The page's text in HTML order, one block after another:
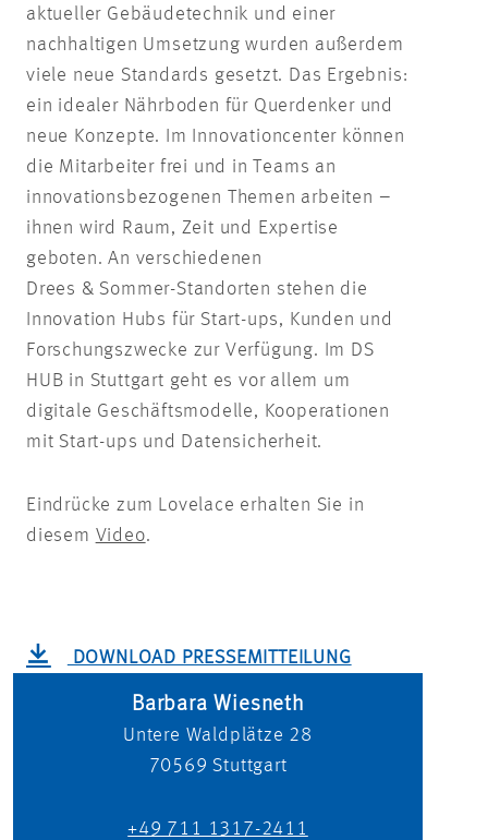
aktueller Gebäudetechnik und einer
nachhaltigen Umsetzung wurden außerdem
viele neue Standards gesetzt. Das Ergebnis:
ein idealer Nährboden für Querdenker und
neue Konzepte. Im Innovationcenter können
die Mitarbeiter frei und in Teams an
innovationsbezogenen Themen arbeiten –
ihnen wird Raum, Zeit und Expertise
geboten. An verschiedenen
Drees & Sommer-Standorten stehen die
Innovation Hubs für Start-ups, Kunden und
Forschungszwecke zur Verfügung. Im DS
HUB in Stuttgart geht es vor allem um
digitale Geschäftsmodelle, Kooperationen
mit Start-ups und Datensicherheit.
Eindrücke zum Lovelace erhalten Sie in
diesem Video.
DOWNLOAD PRESSEMITTEILUNG
Barbara Wiesneth
Untere Waldplätze 28
70569 Stuttgart
+49 711 1317-2411